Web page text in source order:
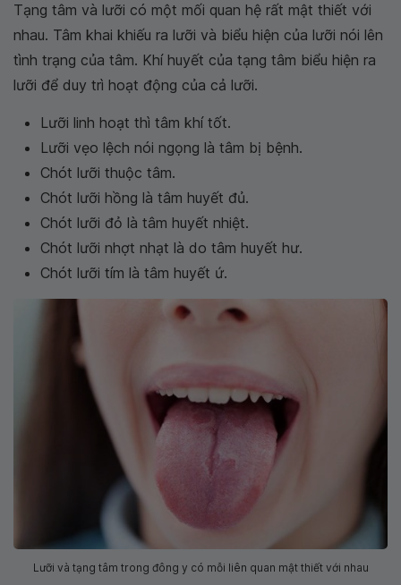
Tạng tâm và lưỡi có một mối quan hệ rất mật thiết với
nhau. Tâm khai khiếu ra lưỡi và biểu hiện của lưỡi nói lên
tình trạng của tâm. Khí huyết của tạng tâm biểu hiện ra
lưỡi để duy trì hoạt động của cả lưỡi.
Lưỡi linh hoạt thì tâm khí tốt.
Lưỡi vẹo lệch nói ngọng là tâm bị bệnh.
Chót lưỡi thuộc tâm.
Chót lưỡi hồng là tâm huyết đủ.
Chót lưỡi đỏ là tâm huyết nhiệt.
Chót lưỡi nhợt nhạt là do tâm huyết hư.
Chót lưỡi tím là tâm huyết ứ.
Lưỡi và tạng tâm trong đông y có mỗi liên quan mật thiết với nhau